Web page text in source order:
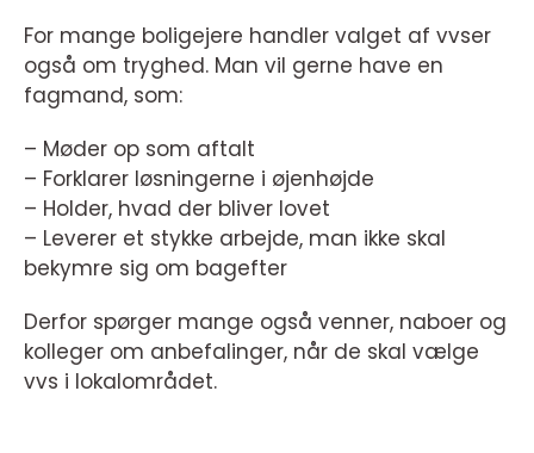
For mange boligejere handler valget af vvser
også om tryghed. Man vil gerne have en
fagmand, som:
– Møder op som aftalt
– Forklarer løsningerne i øjenhøjde
– Holder, hvad der bliver lovet
– Leverer et stykke arbejde, man ikke skal
bekymre sig om bagefter
Derfor spørger mange også venner, naboer og
kolleger om anbefalinger, når de skal vælge
vvs i lokalområdet.